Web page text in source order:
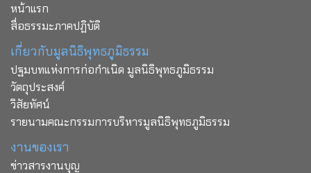
หน้าแรก
สื่อธรรมะภาคปฏิบัติ
เกี่ยวกับมูลนิธิพุทธภูมิธรรม
ปฐมบทแห่งการก่อกำเนิด มูลนิธิพุทธภูมิธรรม
วัตถุประสงค์
วิสัยทัศน์
รายนามคณะกรรมการบริหารมูลนิธิพุทธภูมิธรรม
งานของเรา
ข่าวสารงานบุญ